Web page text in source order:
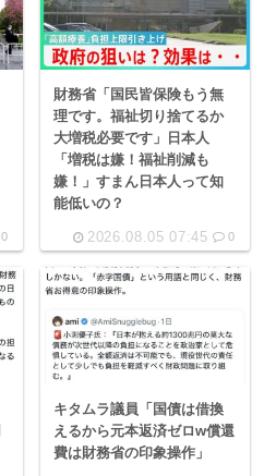
0
財務省「国民皆保険もう無
理です。福祉切り捨てるか
大増税必要です」日本人
「増税は嫌！福祉削減も
嫌！」すまん日本人って知
能低いの？
2026.08.05 07:45 0
キタムラ議員「国債は借換
えるから元本返済ゼロw償還
費は財務省の印象操作」